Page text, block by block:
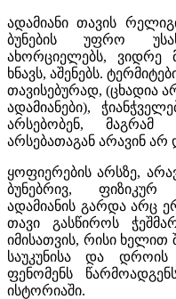
ადამიანი თავის
ბუნების უფრო
ახორციელებს, ვიდრე
ხნავს, აშენებს.
თავისებურად, (ცხადია
ადამიანები),
არსებობენ,
არსებათაგან არავინ
ყოფიერების არსზე,
ბუნებრივ,
ადამიანის გარდა არც
თავი გასწიროს
იმისათვის, რისი ხელით
საუკუნისა და
ფენომენს
ისტორიაში.